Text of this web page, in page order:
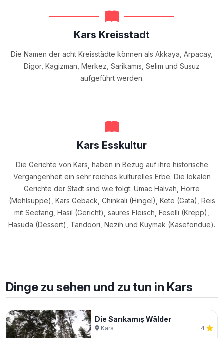
Dinge zu sehen und zu tun in Kars
Die Sarıkamış Wälder
Kars 4
Kars Kreisstadt
Die Namen der acht Kreisstädte können als Akkaya, Arpacay,
Digor, Kagizman, Merkez, Sarikamıs, Selim und Susuz
aufgeführt werden.
Kars Esskultur
Die Gerichte von Kars, haben in Bezug auf ihre historische
Vergangenheit ein sehr reiches kulturelles Erbe. Die lokalen
Gerichte der Stadt sind wie folgt: Umac Halvah, Hörre
(Mehlsuppe), Kars Gebäck, Chinkali (Hingel), Kete (Gata), Reis
mit Seetang, Hasil (Gericht), saures Fleisch, Feselli (Krepp),
Hasuda (Dessert), Tandoori, Nezih und Kuymak (Käsefondue).